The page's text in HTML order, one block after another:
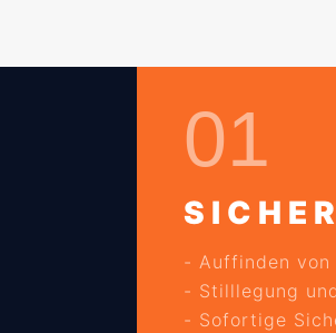
01
- Auffinden
- Stilllegung
- Sofortige